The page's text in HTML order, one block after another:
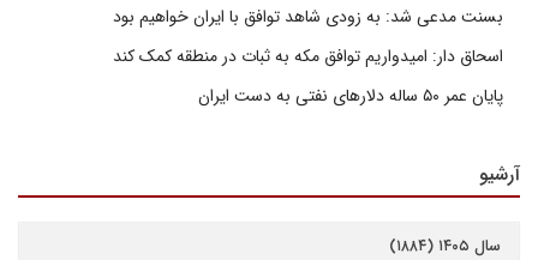
بسنت مدعی شد: به زودی شاهد توافق با ایران خواهیم بود
اسحاق دار: امیدواریم توافق مکه به ثبات در منطقه کمک کند
پایان عمر ۵۰ ساله دلارهای نفتی به دست ایران
آرشیو
سال ۱۴۰۵ (۱۸۸۴)